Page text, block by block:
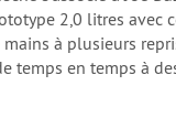
2,0 litres avec
à plusieurs
temps en temps à